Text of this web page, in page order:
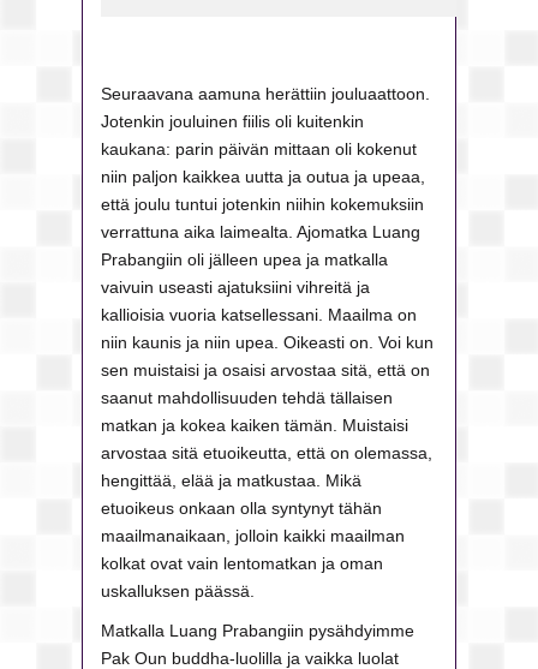
Seuraavana aamuna herättiin jouluaattoon.
Jotenkin jouluinen fiilis oli kuitenkin
kaukana: parin päivän mittaan oli kokenut
niin paljon kaikkea uutta ja outua ja upeaa,
että joulu tuntui jotenkin niihin kokemuksiin
verrattuna aika laimealta. Ajomatka Luang
Prabangiin oli jälleen upea ja matkalla
vaivuin useasti ajatuksiini vihreitä ja
kallioisia vuoria katsellessani. Maailma on
niin kaunis ja niin upea. Oikeasti on. Voi kun
sen muistaisi ja osaisi arvostaa sitä, että on
saanut mahdollisuuden tehdä tällaisen
matkan ja kokea kaiken tämän. Muistaisi
arvostaa sitä etuoikeutta, että on olemassa,
hengittää, elää ja matkustaa. Mikä
etuoikeus onkaan olla syntynyt tähän
maailmanaikaan, jolloin kaikki maailman
kolkat ovat vain lentomatkan ja oman
uskalluksen päässä.
Matkalla Luang Prabangiin pysähdyimme
Pak Oun buddha-luolilla ja vaikka luolat